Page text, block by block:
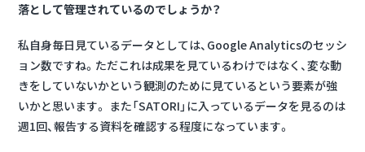
落として管理されているのでしょうか？
私自身毎日見ているデータとしては、Google Analyticsのセッシ
ョン数ですね。ただこれは成果を見ているわけではなく、変な動
きをしていないかという観測のために見ているという要素が強
いかと思います。 また「SATORI」に入っているデータを見るのは
週1回、報告する資料を確認する程度になっています。